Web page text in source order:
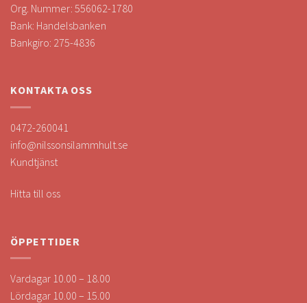
Org. Nummer: 556062-1780
Bank: Handelsbanken
Bankgiro: 275-4836
KONTAKTA OSS
0472-260041
info@nilssonsilammhult.se
Kundtjänst
Hitta till oss
ÖPPETTIDER
Vardagar 10.00 – 18.00
Lördagar 10.00 – 15.00